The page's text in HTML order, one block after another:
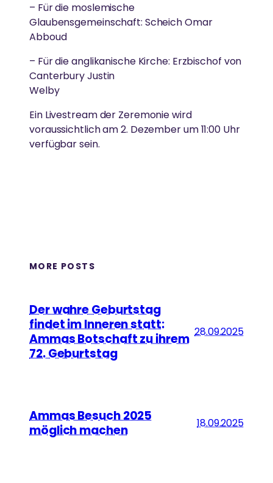
– Für die moslemische
Glaubensgemeinschaft: Scheich Omar
Abboud
– Für die anglikanische Kirche: Erzbischof von
Canterbury Justin
Welby
Ein Livestream der Zeremonie wird
voraussichtlich am 2. Dezember um 11:00 Uhr
verfügbar sein.
MORE POSTS
Der wahre Geburtstag
findet im Inneren statt:
Ammas Botschaft zu ihrem
72. Geburtstag
28.09.2025
Ammas Besuch 2025
möglich machen
18.09.2025